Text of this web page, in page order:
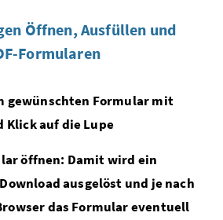
Öffnen, Ausfüllen und
Formularen
gewünschten Formular mit
Klick auf die Lupe
öffnen: Damit wird ein
ausgelöst und je nach
das Formular eventuell